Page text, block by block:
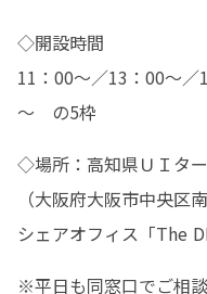
◇開設時間
11：00～／13：00～
～　の5枠
◇場所：高知県ＵＩタ
（大阪府大阪市中央
シェアオフィス「The
※平日も同窓口でご相談